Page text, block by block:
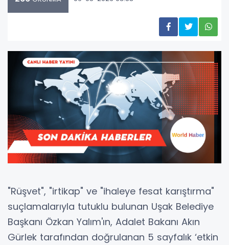
"Rüşvet", "irtikap" ve "ihaleye fesat karıştırma"
suçlamalarıyla tutuklu bulunan Uşak Belediye
Başkanı Özkan Yalım'ın, Adalet Bakanı Akın
Gürlek tarafından doğrulanan 5 sayfalık ‘etkin